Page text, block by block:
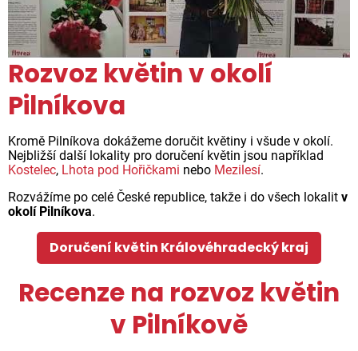
Rozvoz květin v okolí
Pilníkova
Kromě Pilníkova dokážeme doručit květiny i všude v okolí.
Nejbližší další lokality pro doručení květin jsou například
Kostelec, Lhota pod Hořičkami nebo Mezilesí.
Rozvážíme po celé České republice, takže i do všech lokalit v
okolí Pilníkova.
Doručení květin Královéhradecký kraj
Recenze na rozvoz květin
v Pilníkově